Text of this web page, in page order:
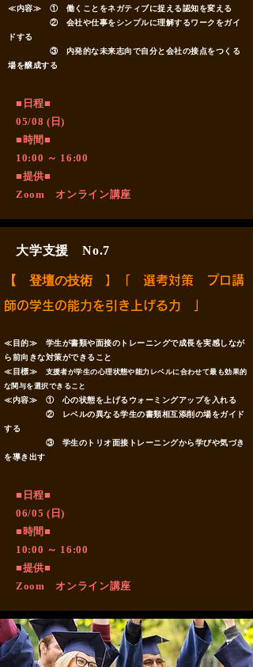
≪内容≫ ① 働くことをネガティブに捉える認知を変える
② 会社や仕事をシンプルに理解するワークをガイ
ドする
③ 内発的な未来志向で自分と会社の接点をつくる
場を醸成する
​■日程■
05/08 (日)
■時間■
10:00 ～ 16:00
■提供■
Zoom オンライン講座
大学支援 No.7
【 登壇の技術 】「 選考対策 プロ講
師の学生の能力を引き上げる力 」
≪目的≫ 学生が書類や面接のトレーニングで成長を実感しなが
ら前向きな対策ができること
≪目標≫ 支援者が学生の心理状態や能力レベルに合わせて最も効果的
な関与を選択できること
≪内容≫ ① 心の状態を上げるウォーミングアップを入れる
② レベルの異なる学生の書類相互添削の場をガイド
する
③ 学生のトリオ面接トレーニングから学びや気づき
を導き出す
​■日程■
06/05 (日)
■時間■
10:00 ～ 16:00
■提供■
Zoom オンライン講座